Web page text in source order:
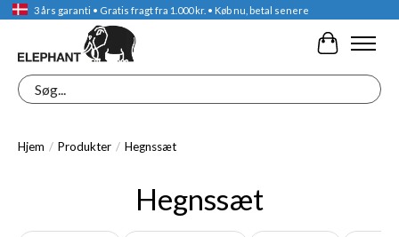
3 års garanti • Gratis fragt fra 1.000 kr. • Køb nu, betal senere
Søg
Hjem / Produkter / Hegnssæt
Hegnssæt